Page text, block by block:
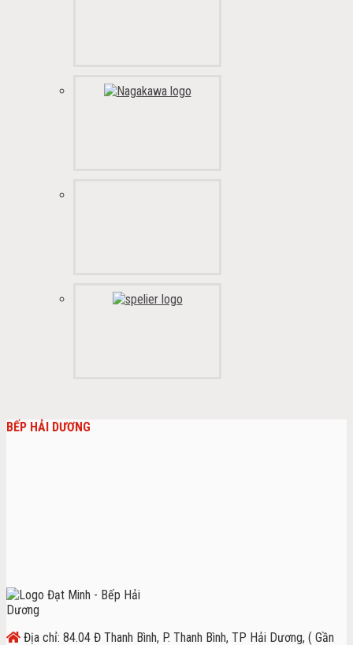
BẾP HẢI DƯƠNG
Địa chỉ: 84.04 Đ Thanh Bình, P. Thanh Bình, TP Hải Dương, ( Gần